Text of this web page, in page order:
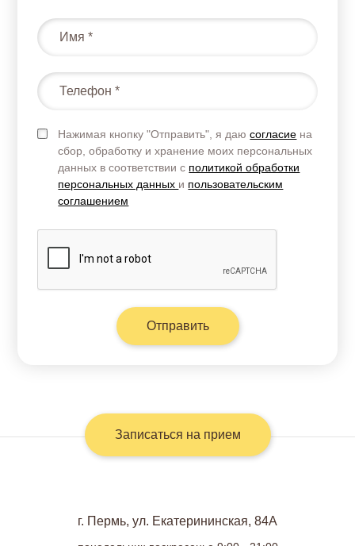
Нажимая кнопку "Отправить", я даюсогласие на
сбор, обработку и хранение моих персональных
данных в соответствии с политикой обработки
персональных данных и пользовательским
соглашением
Записаться на прием
г. Пермь, ул. Екатерининская, 84А